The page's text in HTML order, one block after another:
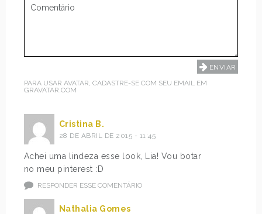
PARA USAR AVATAR, CADASTRE-SE COM SEU EMAIL EM
GRAVATAR.COM
Cristina B.
28 DE ABRIL DE 2015 - 11:45
Achei uma lindeza esse look, Lia! Vou botar
no meu pinterest :D
RESPONDER ESSE COMENTÁRIO
Nathalia Gomes